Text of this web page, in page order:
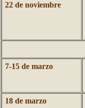
22 de noviembre
7-15 de marzo
18 de marzo